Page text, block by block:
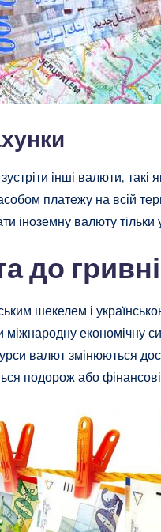
інші валюти,
платежу на всій
іноземну валюту тільки
до гривні
шекелем і
економічну
валют змінюються
подорож або фінансові